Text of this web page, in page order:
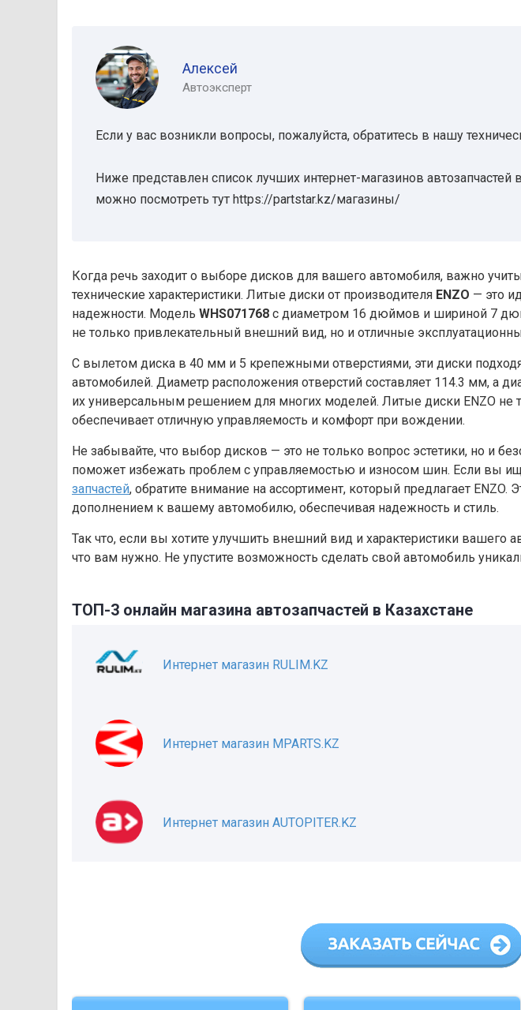
Алексей
Автоэксперт
Если у вас возникли вопросы, пожалуйста, обратитесь в нашу
Ниже представлен список лучших интернет-магазинов автозапчастей
можно посмотреть тут https://partstar.kz/магазины/
Когда речь заходит о выборе дисков для вашего автомобиля, важно
технические характеристики. Литые диски от производителя ENZO — это
надежности. Модель WHS071768 с диаметром 16 дюймов и шириной 7
не только привлекательный внешний вид, но и отличные
С вылетом диска в 40 мм и 5 крепежными отверстиями, эти диски
автомобилей. Диаметр расположения отверстий составляет 114.3 мм, а
их универсальным решением для многих моделей. Литые диски ENZO не
обеспечивает отличную управляемость и комфорт при вождении.
Не забывайте, что выбор дисков — это не только вопрос эстетики, но и
поможет избежать проблем с управляемостью и износом шин. Если вы
запчастей, обратите внимание на ассортимент, который предлагает ENZO.
дополнением к вашему автомобилю, обеспечивая надежность и стиль.
Так что, если вы хотите улучшить внешний вид и характеристики вашего
что вам нужно. Не упустите возможность сделать свой автомобиль
ТОП-3 онлайн магазина автозапчастей в Казахстане
Интернет магазин RULIM.KZ
Интернет магазин MPARTS.KZ
Интернет магазин AUTOPITER.KZ